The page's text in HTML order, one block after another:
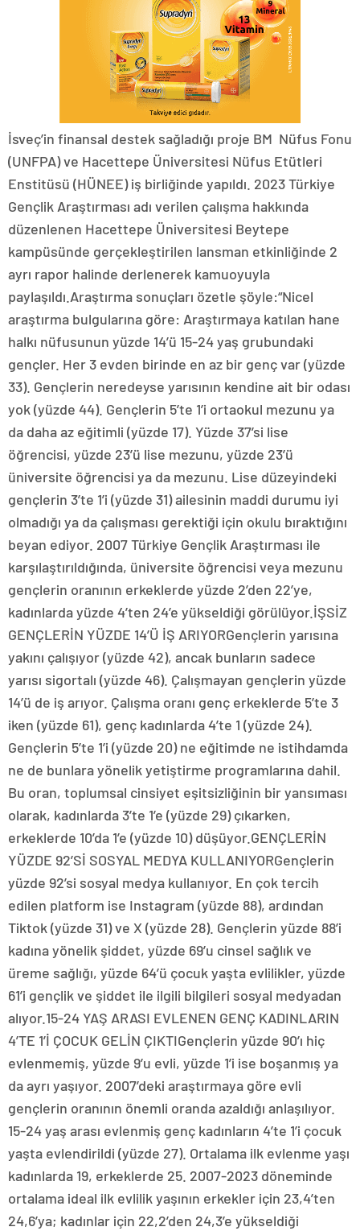
İsveç’in finansal destek sağladığı proje BM Nüfus Fonu
(UNFPA) ve Hacettepe Üniversitesi Nüfus Etütleri
Enstitüsü (HÜNEE) iş birliğinde yapıldı. 2023 Türkiye
Gençlik Araştırması adı verilen çalışma hakkında
düzenlenen Hacettepe Üniversitesi Beytepe
kampüsünde gerçekleştirilen lansman etkinliğinde 2
ayrı rapor halinde derlenerek kamuoyuyla
paylaşıldı.Araştırma sonuçları özetle şöyle:“Nicel
araştırma bulgularına göre: Araştırmaya katılan hane
halkı nüfusunun yüzde 14’ü 15-24 yaş grubundaki
gençler. Her 3 evden birinde en az bir genç var (yüzde
33). Gençlerin neredeyse yarısının kendine ait bir odası
yok (yüzde 44). Gençlerin 5’te 1’i ortaokul mezunu ya
da daha az eğitimli (yüzde 17). Yüzde 37’si lise
öğrencisi, yüzde 23’ü lise mezunu, yüzde 23’ü
üniversite öğrencisi ya da mezunu. Lise düzeyindeki
gençlerin 3’te 1’i (yüzde 31) ailesinin maddi durumu iyi
olmadığı ya da çalışması gerektiği için okulu bıraktığını
beyan ediyor. 2007 Türkiye Gençlik Araştırması ile
karşılaştırıldığında, üniversite öğrencisi veya mezunu
gençlerin oranının erkeklerde yüzde 2’den 22’ye,
kadınlarda yüzde 4’ten 24’e yükseldiği görülüyor.İŞSİZ
GENÇLERİN YÜZDE 14’Ü İŞ ARIYORGençlerin yarısına
yakını çalışıyor (yüzde 42), ancak bunların sadece
yarısı sigortalı (yüzde 46). Çalışmayan gençlerin yüzde
14’ü de iş arıyor. Çalışma oranı genç erkeklerde 5’te 3
iken (yüzde 61), genç kadınlarda 4’te 1 (yüzde 24).
Gençlerin 5’te 1’i (yüzde 20) ne eğitimde ne istihdamda
ne de bunlara yönelik yetiştirme programlarına dahil.
Bu oran, toplumsal cinsiyet eşitsizliğinin bir yansıması
olarak, kadınlarda 3’te 1’e (yüzde 29) çıkarken,
erkeklerde 10’da 1’e (yüzde 10) düşüyor.GENÇLERİN
YÜZDE 92’Sİ SOSYAL MEDYA KULLANIYORGençlerin
yüzde 92’si sosyal medya kullanıyor. En çok tercih
edilen platform ise Instagram (yüzde 88), ardından
Tiktok (yüzde 31) ve X (yüzde 28). Gençlerin yüzde 88’i
kadına yönelik şiddet, yüzde 69’u cinsel sağlık ve
üreme sağlığı, yüzde 64’ü çocuk yaşta evlilikler, yüzde
61’i gençlik ve şiddet ile ilgili bilgileri sosyal medyadan
alıyor.15-24 YAŞ ARASI EVLENEN GENÇ KADINLARIN
4’TE 1’İ ÇOCUK GELİN ÇIKTIGençlerin yüzde 90’ı hiç
evlenmemiş, yüzde 9’u evli, yüzde 1’i ise boşanmış ya
da ayrı yaşıyor. 2007’deki araştırmaya göre evli
gençlerin oranının önemli oranda azaldığı anlaşılıyor.
15-24 yaş arası evlenmiş genç kadınların 4’te 1’i çocuk
yaşta evlendirildi (yüzde 27). Ortalama ilk evlenme yaşı
kadınlarda 19, erkeklerde 25. 2007-2023 döneminde
ortalama ideal ilk evlilik yaşının erkekler için 23,4’ten
24,6’ya; kadınlar için 22,2’den 24,3’e yükseldiği